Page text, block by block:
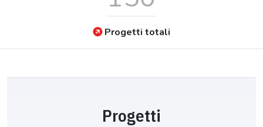
Progetti totali
Progetti